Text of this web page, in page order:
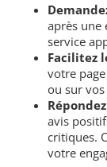
après une
service
Facilitez
votre
ou sur
avis
critiques.
votre